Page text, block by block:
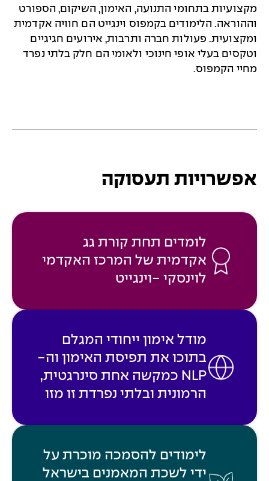
מקצועיות בתחומי התנועה, האימון, השיקום, הספורט
וההוראה. הלימודים בקמפוס וינגייט הם חוויה אקדמית
ומקצועית. פעולות חברה ותרבות, אירועים חגיגיים
וטקסים בעלי אופי חינוכי ולאומי הם חלק בלתי נפרד
מחיי הקמפוס.
אפשרויות תעסוקה
לומדים תחת קורת גג
אקדמית של המרכז האקדמי
לוינסקי -וינגייט
מודל אימון ייחודי המגלם
בתוכו את תפיסת האימון וה-
NLP כמקשה אחת סינרגטית,
הרמונית ובלתי נפרדת זו מזו
לימודים להסמכה מוכרת על
ידי לשכת המאמנים בישראל